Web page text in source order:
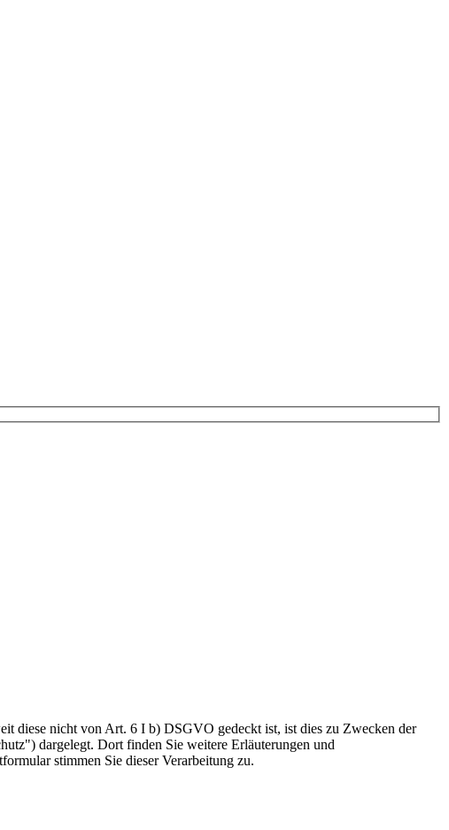
diese nicht von Art. 6 I b) DSGVO gedeckt ist, ist dies zu Zwecken der
dargelegt. Dort finden Sie weitere Erläuterungen und
stimmen Sie dieser Verarbeitung zu.